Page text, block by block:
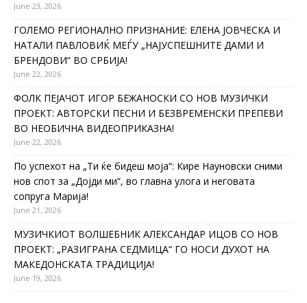
June 23, 2026
ГОЛЕМО РЕГИОНАЛНО ПРИЗНАНИЕ: ЕЛЕНА ЈОВЧЕСКА И
НАТАЛИ ПАВЛОВИЌ МЕЃУ „НАЈУСПЕШНИТЕ ДАМИ И
БРЕНДОВИ“ ВО СРБИЈА!
June 22, 2026
ФОЛК ПЕЈАЧОТ ИГОР БЕЖАНОСКИ СО НОВ МУЗИЧКИ
ПРОЕКТ: АВТОРСКИ ПЕСНИ И БЕЗВРЕМЕНСКИ ПРЕПЕВИ
ВО НЕОБИЧНА ВИДЕОПРИКАЗНА!
June 22, 2026
По успехот на „Ти ќе бидеш моја“: Кире Науновски сними
нов спот за „Дојди ми“, во главна улога и неговата
сопруга Марија!
June 21, 2026
МУЗИЧКИОТ ВОЛШЕБНИК АЛЕКСАНДАР ИЦОВ СО НОВ
ПРОЕКТ: „РАЗИГРАНА СЕДМИЦА“ ГО НОСИ ДУХОТ НА
МАКЕДОНСКАТА ТРАДИЦИЈА!
June 19, 2026